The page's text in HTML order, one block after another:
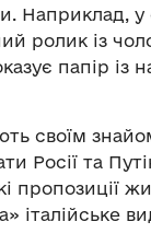
Наприклад,
ролик із
папір із
своїм
Росії та
пропозиції
італійське